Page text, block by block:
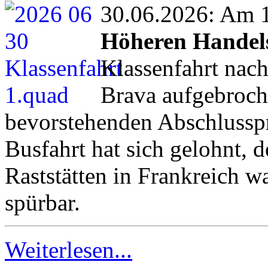
30.06.2026:
Höheren
Klassenfahrt
Brava
bevorstehenden
Busfahrt hat sich gelohnt,
Raststätten in Frankreich
spürbar.
Weiterlesen...